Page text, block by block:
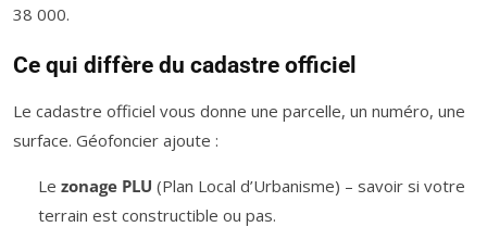
38 000.
Ce qui diffère du cadastre officiel
Le cadastre officiel vous donne une parcelle, un numéro, une
surface. Géofoncier ajoute :
Le zonage PLU (Plan Local d’Urbanisme) – savoir si votre
terrain est constructible ou pas.